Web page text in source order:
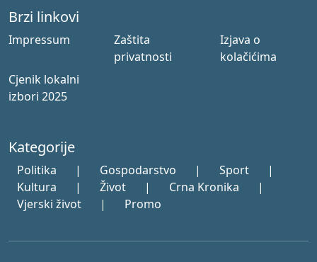
Brzi linkovi
Impressum
Zaštita
privatnosti
Izjava o
kolačićima
Cjenik lokalni
izbori 2025
Kategorije
Politika | Gospodarstvo | Sport
|
Kultura
| Život | Crna Kronika
|
Vjerski život
| Promo